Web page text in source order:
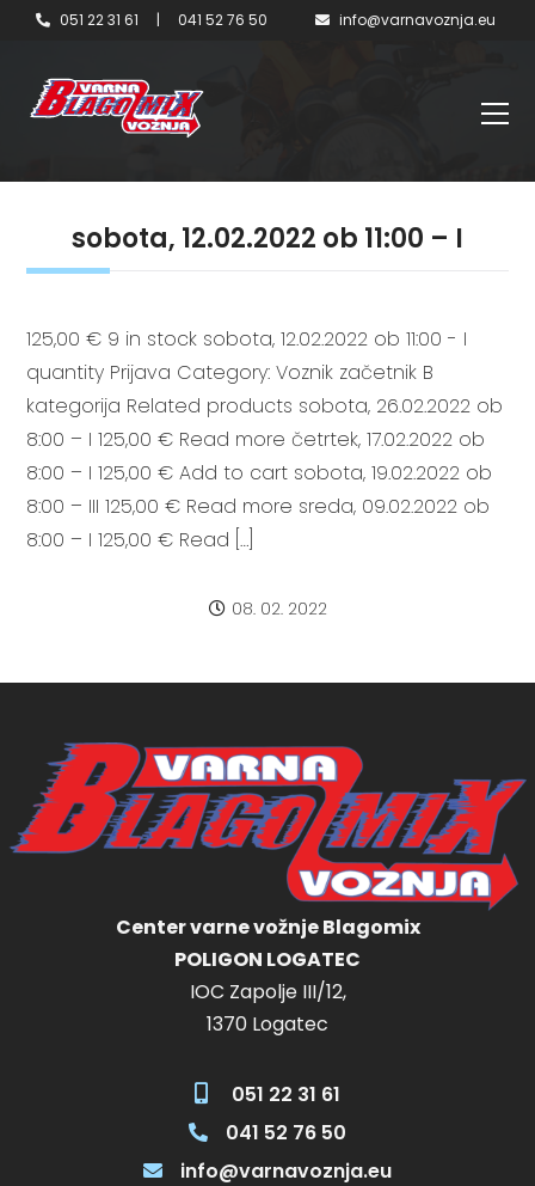
051 22 31 61 | 041 52 76 50 info@varnavoznja.eu
sobota, 12.02.2022 ob 11:00 – I
125,00 € 9 in stock sobota, 12.02.2022 ob 11:00 - I
quantity Prijava Category: Voznik začetnik B
kategorija Related products sobota, 26.02.2022 ob
8:00 – I 125,00 € Read more četrtek, 17.02.2022 ob
8:00 – I 125,00 € Add to cart sobota, 19.02.2022 ob
8:00 – III 125,00 € Read more sreda, 09.02.2022 ob
8:00 – I 125,00 € Read […]
08. 02. 2022
Center varne vožnje Blagomix
POLIGON LOGATEC
IOC Zapolje III/12,
1370 Logatec
051 22 31 61
041 52 76 50
info@varnavoznja.eu